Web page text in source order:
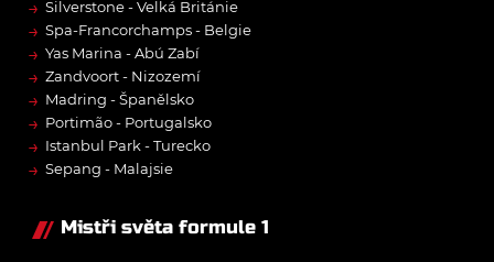
→ Silverstone - Velká Británie
→ Spa-Francorchamps - Belgie
→ Yas Marina - Abú Zabí
→ Zandvoort - Nizozemí
→ Madring - Španělsko
→ Portimão - Portugalsko
→ Istanbul Park - Turecko
→ Sepang - Malajsie
Mistři světa formule 1